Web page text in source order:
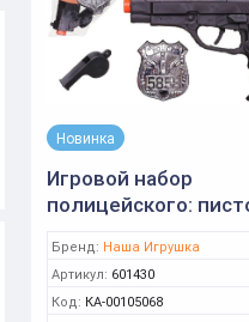
Новинка
Игровой набор
полицейского:
PT-01838
Бренд: Наша Игрушка
Артикул: 601430
Код: КА-00105068